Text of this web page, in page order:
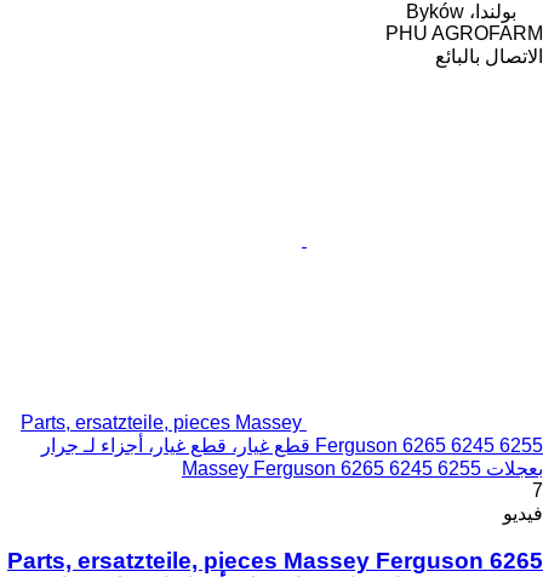
بولندا، Byków
PHU AGROFARM
الاتصال بالبائع
Parts, ersatzteile, pieces Massey
Ferguson 6265 6245 6255 قطع غيار، قطع غيار، أجزاء لـ جرار
بعجلات Massey Ferguson 6265 6245 6255
7
فيديو
Parts, ersatzteile, pieces Massey Ferguson 6265